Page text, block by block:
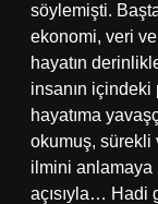
söylemişti.
ekonomi, veri
hayatın
insanın
hayatıma
okumuş, sürekli
ilmini anlamaya
açısıyla… Hadi